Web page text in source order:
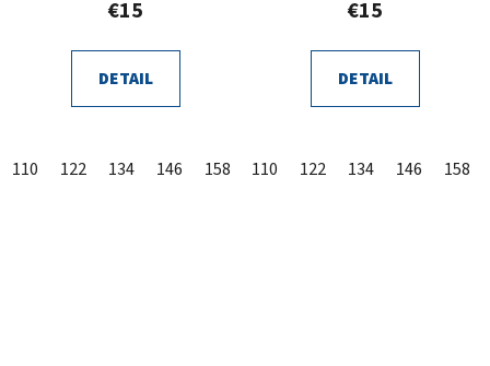
€15
DETAIL
110 122 134 146 158
€15
DETAIL
110 122 134 146 158